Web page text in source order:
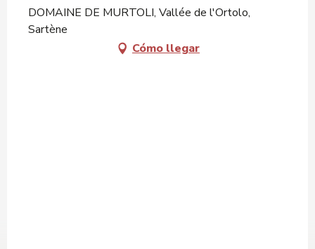
DOMAINE DE MURTOLI, Vallée de l'Ortolo,
Sartène
Cómo llegar